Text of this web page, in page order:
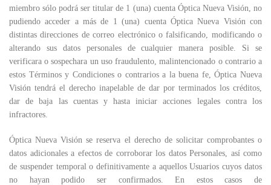
miembro sólo podrá ser titular de 1 (una) cuenta Óptica Nueva Visión, no
pudiendo acceder a más de 1 (una) cuenta Óptica Nueva Visión con
distintas direcciones de correo electrónico o falsificando, modificando o
alterando sus datos personales de cualquier manera posible. Si se
verificara o sospechara un uso fraudulento, malintencionado o contrario a
estos Términos y Condiciones o contrarios a la buena fe, Óptica Nueva
Visión tendrá el derecho inapelable de dar por terminados los créditos,
dar de baja las cuentas y hasta iniciar acciones legales contra los
infractores.
Óptica Nueva Visión se reserva el derecho de solicitar comprobantes o
datos adicionales a efectos de corroborar los datos Personales, así como
de suspender temporal o definitivamente a aquellos Usuarios cuyos datos
no hayan podido ser confirmados. En estos casos de